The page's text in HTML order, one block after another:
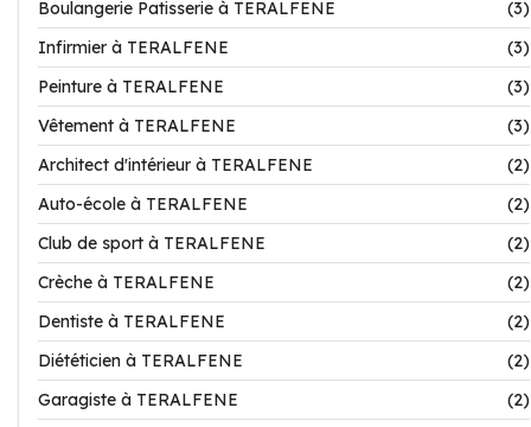
Boulangerie Patisserie à TERALFENE
(3)
Infirmier à TERALFENE
(3)
Peinture à TERALFENE
(3)
Vêtement à TERALFENE
(3)
Architect d'intérieur à TERALFENE
(2)
Auto-école à TERALFENE
(2)
Club de sport à TERALFENE
(2)
Crèche à TERALFENE
(2)
Dentiste à TERALFENE
(2)
Diététicien à TERALFENE
(2)
Garagiste à TERALFENE
(2)